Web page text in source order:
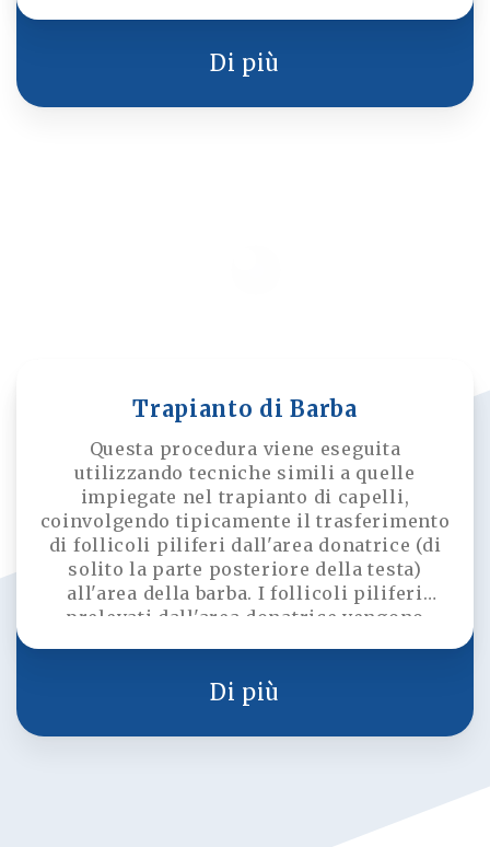
ricevente. Con il materiale desiderato, i
capelli vengono inseriti nell'area calva
utilizzando una tecnica a zaffiro, una
Di più
Trapianto di Barba
Questa procedura viene eseguita
utilizzando tecniche simili a quelle
impiegate nel trapianto di capelli,
coinvolgendo tipicamente il trasferimento
di follicoli piliferi dall'area donatrice (di
solito la parte posteriore della testa)
all'area della barba. I follicoli piliferi
prelevati dall'area donatrice vengono
grande precisione, poiché posizionare i
follicoli piliferi con l'angolo e la
profondità corretti è fondamentale per
e la pienezza della barba viene determinato
in base alle esigenze del paziente.
Di più